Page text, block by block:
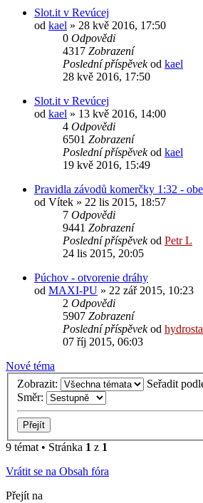
Slot.it v Revúcej
od kael » 28 kvě 2016, 17:50
0 Odpovědi
4317 Zobrazení
Poslední příspěvekod kael
28 kvě 2016, 17:50
Slot.it v Revúcej
od kael » 13 kvě 2016, 14:00
4 Odpovědi
6501 Zobrazení
Poslední příspěvekod kael
19 kvě 2016, 15:49
Pravidla závodů komerčky 1:32 -
od Vítek » 22 lis 2015, 18:57
7 Odpovědi
9441 Zobrazení
Poslední příspěvekod Petr L
24 lis 2015, 20:05
Púchov - otvorenie dráhy
od MAXI-PU » 22 zář 2015, 10:23
2 Odpovědi
5907 Zobrazení
Poslední příspěvekod
07 říj 2015, 06:03
Nové téma
Zobrazit:
Seřadit
Směr:
9 témat • Stránka 1 z 1
Vrátit se na Obsah fóra
Přejít na